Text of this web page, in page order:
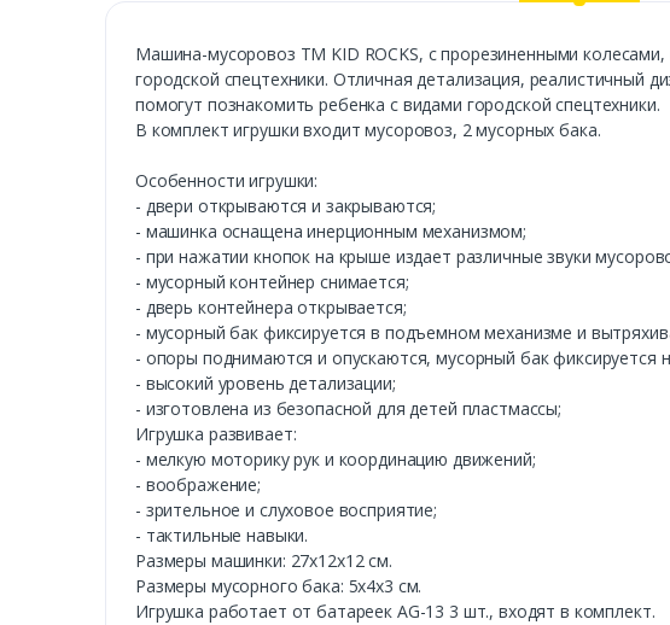
Машина-мусоровоз ТМ KID ROCKS, с прорезиненными
городской спецтехники. Отличная детализация, реалистичный
помогут познакомить ребенка с видами городской спецтехники.
В комплект игрушки входит мусоровоз, 2 мусорных бака.
Особенности игрушки:
- двери открываются и закрываются;
- машинка оснащена инерционным механизмом;
- при нажатии кнопок на крыше издает различные звуки
- мусорный контейнер снимается;
- дверь контейнера открывается;
- мусорный бак фиксируется в подъемном механизме и
- опоры поднимаются и опускаются, мусорный бак фиксируется
- высокий уровень детализации;
- изготовлена из безопасной для детей пластмассы;
Игрушка развивает:
- мелкую моторику рук и координацию движений;
- воображение;
- зрительное и слуховое восприятие;
- тактильные навыки.
Размеры машинки: 27х12х12 см.
Размеры мусорного бака: 5х4х3 см.
Игрушка работает от батареек AG-13 3 шт., входят в комплект.